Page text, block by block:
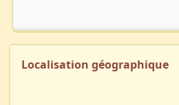
Localisation géographique